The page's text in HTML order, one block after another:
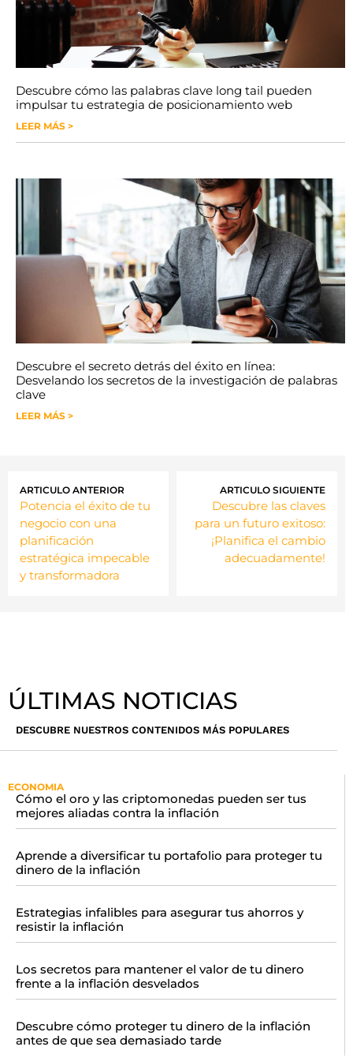
Descubre cómo las palabras clave long tail pueden
impulsar tu estrategia de posicionamiento web
LEER MÁS >
Descubre el secreto detrás del éxito en línea:
Desvelando los secretos de la investigación de palabras
clave
LEER MÁS >
ARTICULO ANTERIOR
Potencia el éxito de tu
negocio con una
planificación
estratégica impecable
y transformadora
ARTICULO SIGUIENTE
Descubre las claves
para un futuro exitoso:
¡Planifica el cambio
adecuadamente!
ÚLTIMAS NOTICIAS
DESCUBRE NUESTROS CONTENIDOS MÁS POPULARES
ECONOMIA
Cómo el oro y las criptomonedas pueden ser tus
mejores aliadas contra la inflación
Aprende a diversificar tu portafolio para proteger tu
dinero de la inflación
Estrategias infalibles para asegurar tus ahorros y
resistir la inflación
Los secretos para mantener el valor de tu dinero
frente a la inflación desvelados
Descubre cómo proteger tu dinero de la inflación
antes de que sea demasiado tarde